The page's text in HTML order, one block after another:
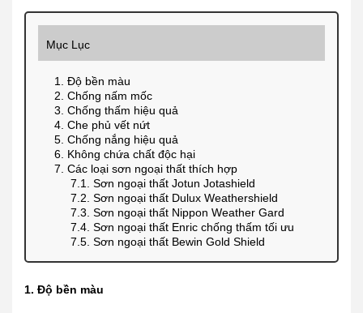
Mục Lục
1. Độ bền màu
2. Chống nấm mốc
3. Chống thấm hiệu quả
4. Che phủ vết nứt
5. Chống nắng hiệu quả
6. Không chứa chất độc hại
7. Các loại sơn ngoại thất thích hợp
7.1. Sơn ngoại thất Jotun Jotashield
7.2. Sơn ngoại thất Dulux Weathershield
7.3. Sơn ngoại thất Nippon Weather Gard
7.4. Sơn ngoại thất Enric chống thấm tối ưu
7.5. Sơn ngoại thất Bewin Gold Shield
1. Độ bền màu